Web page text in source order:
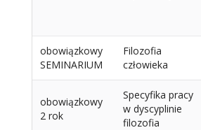
obowiązkowy
SEMINARIUM
Filozofia
człowieka
obowiązkowy
2 rok
Specyfika pracy
w dyscyplinie
filozofia